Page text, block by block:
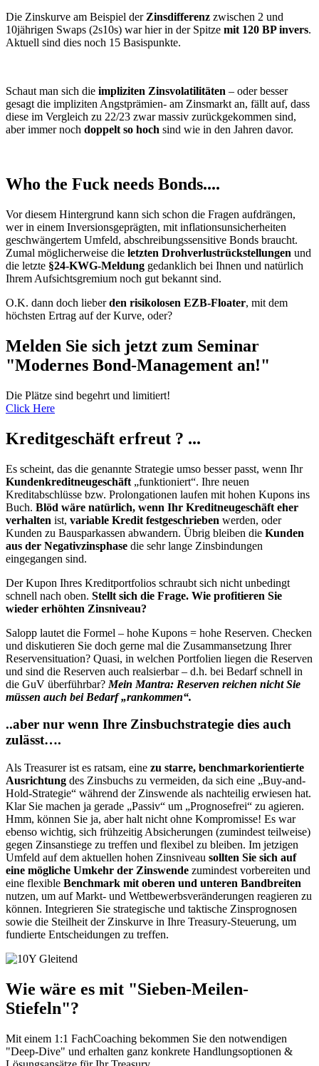
Die Zinskurve am Beispiel der Zinsdifferenz zwischen 2 und
10jährigen Swaps (2s10s) war hier in der Spitze mit 120 BP invers.
Aktuell sind dies noch 15 Basispunkte.
Schaut man sich die impliziten Zinsvolatilitäten – oder besser
gesagt die impliziten Angstprämien- am Zinsmarkt an, fällt auf, dass
diese im Vergleich zu 22/23 zwar massiv zurückgekommen sind,
aber immer noch doppelt so hoch sind wie in den Jahren davor.
Who the Fuck needs Bonds....
Vor diesem Hintergrund kann sich schon die Fragen aufdrängen,
wer in einem Inversionsgeprägten, mit inflationsunsicherheiten
geschwängertem Umfeld, abschreibungssensitive Bonds braucht.
Zumal möglicherweise die letzten Drohverlustrückstellungen und
die letzte §24-KWG-Meldung gedanklich bei Ihnen und natürlich
Ihrem Aufsichtsgremium noch gut bekannt sind.
O.K. dann doch lieberden risikolosen EZB-Floater, mit dem
höchsten Ertrag auf der Kurve, oder?
Melden Sie sich jetzt zum Seminar
"Modernes Bond-Management an!"
Die Plätze sind begehrt und limitiert!
Click Here
Kreditgeschäft erfreut ? ...
Es scheint, das die genannte Strategie umso besser passt, wenn Ihr
Kundenkreditneugeschäft „funktioniert“. Ihre neuen
Kreditabschlüsse bzw. Prolongationen laufen mit hohen Kupons ins
Buch. Blöd wäre natürlich, wenn Ihr Kreditneugeschäft eher
verhalten ist, variable Kredit festgeschrieben werden, oder
Kunden zu Bausparkassen abwandern. Übrig bleiben die Kunden
aus der Negativzinsphase die sehr lange Zinsbindungen
eingegangen sind.
Der Kupon Ihres Kreditportfolios schraubt sich nicht unbedingt
schnell nach oben. Stellt sich die Frage. Wie profitieren Sie
wieder erhöhten Zinsniveau?
Salopp lautet die Formel – hohe Kupons = hohe Reserven. Checken
und diskutieren Sie doch gerne mal die Zusammansetzung Ihrer
Reservensituation? Quasi, in welchen Portfolien liegen die Reserven
und sind die Reserven auch realsierbar – d.h. bei Bedarf schnell in
die GuV überführbar? Mein Mantra: Reserven reichen nicht Sie
müssen auch bei Bedarf „rankommen“.
..aber nur wenn Ihre Zinsbuchstrategie dies auch
zulässt….
Als Treasurer ist es ratsam, eine zu starre, benchmarkorientierte
Ausrichtung des Zinsbuchs zu vermeiden, da sich eine „Buy-and-
Hold-Strategie“ während der Zinswende als nachteilig erwiesen hat.
Klar Sie machen ja gerade „Passiv“ um „Prognosefrei“ zu agieren.
Hmm, können Sie ja, aber halt nicht ohne Kompromisse! Es war
ebenso wichtig, sich frühzeitig Absicherungen (zumindest teilweise)
gegen Zinsanstiege zu treffen und flexibel zu bleiben. Im jetzigen
Umfeld auf dem aktuellen hohen Zinsniveau sollten Sie sich auf
eine mögliche Umkehr der Zinswende zumindest vorbereiten und
eine flexible Benchmark mit oberen und unteren Bandbreiten
nutzen, um auf Markt- und Wettbewerbsveränderungen reagieren zu
können. Integrieren Sie strategische und taktische Zinsprognosen
sowie die Steilheit der Zinskurve in Ihre Treasury-Steuerung, um
fundierte Entscheidungen zu treffen.
Wie wäre es mit "Sieben-Meilen-
Stiefeln"?
Mit einem 1:1 FachCoaching bekommen Sie den notwendigen
"Deep-Dive" und erhalten ganz konkrete Handlungsoptionen &